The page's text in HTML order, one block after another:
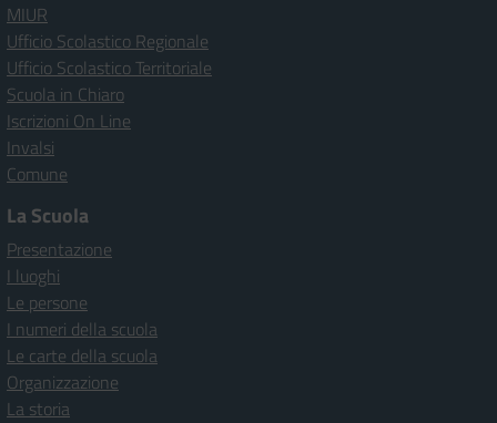
MIUR
Ufficio Scolastico Regionale
Ufficio Scolastico Territoriale
Scuola in Chiaro
Iscrizioni On Line
Invalsi
Comune
La Scuola
Presentazione
I luoghi
Le persone
I numeri della scuola
Le carte della scuola
Organizzazione
La storia